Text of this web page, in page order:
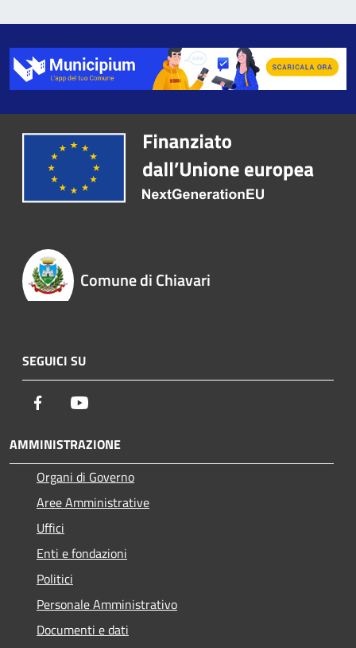
Comune di Chiavari
SEGUICI SU
Facebook
AMMINISTRAZIONE
Organi di Governo
Aree Amministrative
Uffici
Enti e fondazioni
Politici
Personale Amministrativo
Documenti e dati